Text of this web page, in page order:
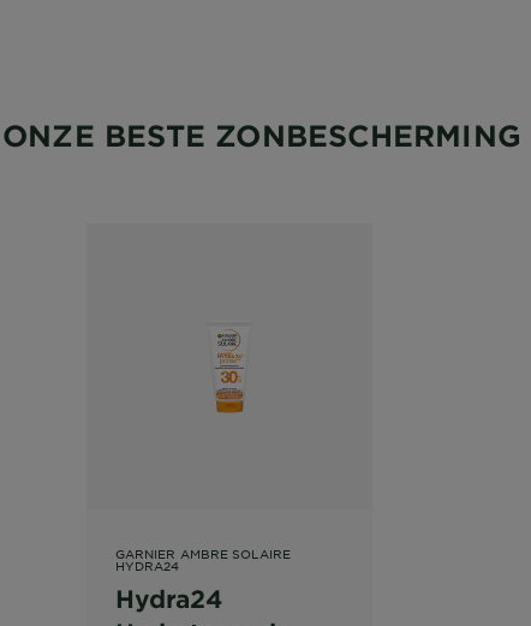
ONZE BESTE ZONBESCHERMING
GARNIER AMBRE SOLAIRE
HYDRA24
Hydra24